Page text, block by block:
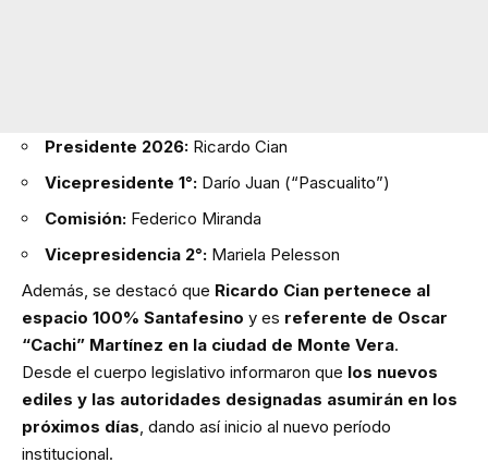
Presidente 2026: Ricardo Cian
Vicepresidente 1°: Darío Juan (“Pascualito”)
Comisión: Federico Miranda
Vicepresidencia 2°: Mariela Pelesson
Además, se destacó que Ricardo Cian pertenece al
espacio 100% Santafesino y es referente de Oscar
“Cachi” Martínez en la ciudad de Monte Vera.
Desde el cuerpo legislativo informaron que los nuevos
ediles y las autoridades designadas asumirán en los
próximos días, dando así inicio al nuevo período
institucional.